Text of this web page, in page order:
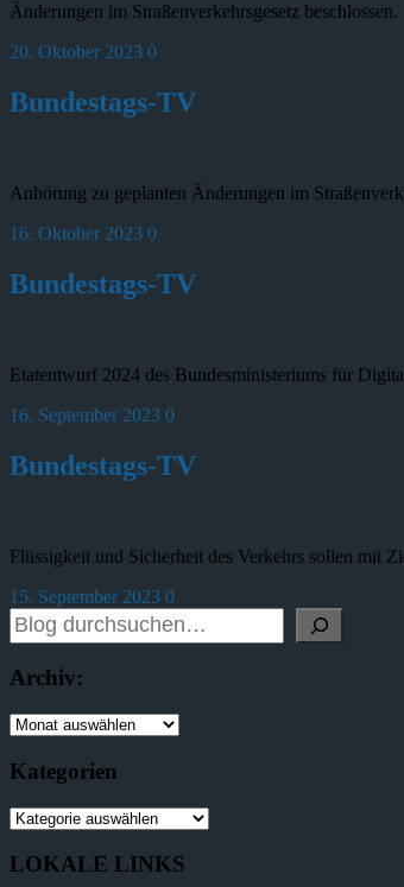
Änderungen im Straßen­verkehrsgesetz beschlossen.
20. Oktober 2023 0
Bundestags-TV
Anhörung zu geplanten Änderungen im
16. Oktober 2023 0
Bundestags-TV
Etatentwurf 2024 des Bundesministeriums für
16. September 2023 0
Bundestags-TV
Flüssigkeit und Sicherheit des Verkehrs sollen mit
15. September 2023 0
Archiv:
Kategorien
LOKALE LINKS